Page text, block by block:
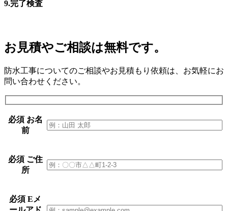
9.完了検査
お見積やご相談は無料です。
防水工事についてのご相談やお見積もり依頼は、お気軽にお
問い合わせください。
必須お名
前
必須ご住
所
必須 Eメ